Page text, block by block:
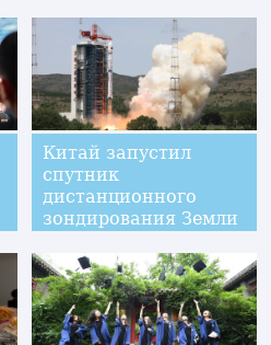
несмотря на
эпидемию
коронавируса
Китай запустил
спутник
дистанционного
зондирования Земли
разрешения /более
подробно/